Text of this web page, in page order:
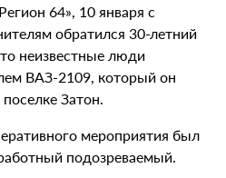
64», 10 января с
обратился 30-летний
неизвестные люди
ВАЗ-2109, который он
Затон.
мероприятия был
подозреваемый.